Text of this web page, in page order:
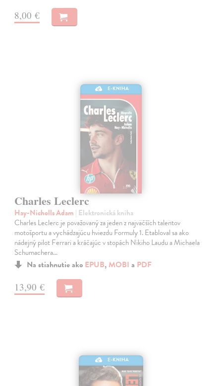
8,00 €
E-KNIHA
Charles Leclerc
Hay-Nicholls Adam | Elektronická kniha
Charles Leclerc je považovaný za jeden z najväčších talentov
motošportu a vychádzajúcu hviezdu Formuly 1. Etabloval sa ako
nádejný pilot Ferrari a kráčajúc v stopách Nikiho Laudu a Michaela
Schumachera…
Na stiahnutie ako EPUB, MOBI a PDF
13,90 €
E-KNIHA